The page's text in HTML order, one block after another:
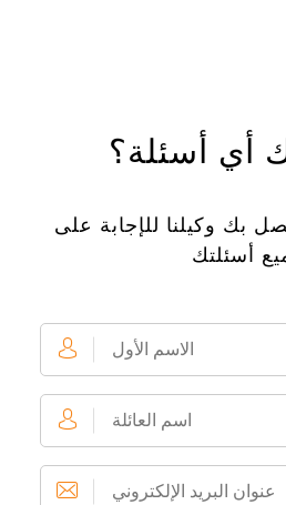
أي أسئلة؟
بك وكيلنا للإجابة على
أسئلتك